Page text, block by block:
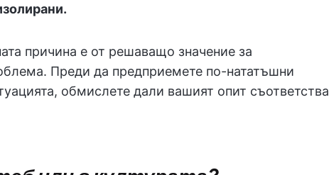
причина е от решаващо значение за
Преди да предприемете по-нататъшни
обмислете дали вашият опит съответства